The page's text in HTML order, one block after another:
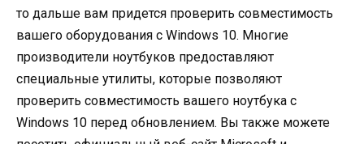
то дальше вам придется проверить совместимость
вашего оборудования с Windows 10. Многие
производители ноутбуков предоставляют
специальные утилиты, которые позволяют
проверить совместимость вашего ноутбука с
Windows 10 перед обновлением. Вы также можете